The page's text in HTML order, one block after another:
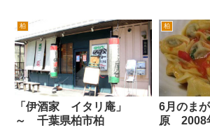
柏
「伊酒家 イタリ庵」
～ 千葉県柏市柏
柏
6月のま
原 2008